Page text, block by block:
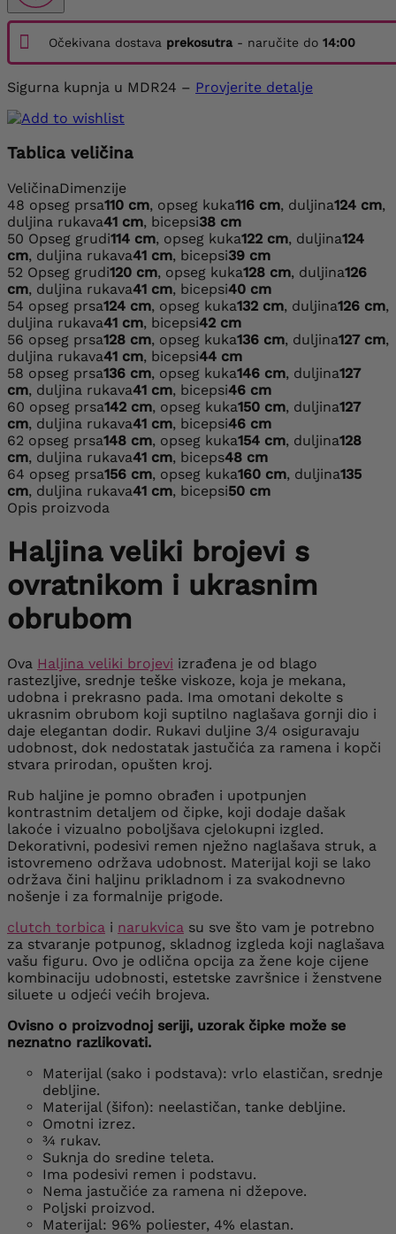
Očekivana dostava prekosutra - naručite do 14:00
Sigurna kupnja u MDR24 – Provjerite detalje
Tablica veličina
VeličinaDimenzije
48 opseg prsa110 cm, opseg kuka116 cm, duljina124 cm,
duljina rukava41 cm, bicepsi38 cm
50 Opseg grudi114 cm, opseg kuka122 cm, duljina124
cm, duljina rukava41 cm, bicepsi39 cm
52 Opseg grudi120 cm, opseg kuka128 cm, duljina126
cm, duljina rukava41 cm, bicepsi40 cm
54 opseg prsa124 cm, opseg kuka132 cm, duljina126 cm,
duljina rukava41 cm, bicepsi42 cm
56 opseg prsa128 cm, opseg kuka136 cm, duljina127 cm,
duljina rukava41 cm, bicepsi44 cm
58 opseg prsa136 cm, opseg kuka146 cm, duljina127
cm, duljina rukava41 cm, bicepsi46 cm
60 opseg prsa142 cm, opseg kuka150 cm, duljina127
cm, duljina rukava41 cm, bicepsi46 cm
62 opseg prsa148 cm, opseg kuka154 cm, duljina128
cm, duljina rukava41 cm, biceps48 cm
64 opseg prsa156 cm, opseg kuka160 cm, duljina135
cm, duljina rukava41 cm, bicepsi50 cm
Opis proizvoda
Haljina veliki brojevi s
ovratnikom i ukrasnim
obrubom
Ova Haljina veliki brojevi izrađena je od blago
rastezljive, srednje teške viskoze, koja je mekana,
udobna i prekrasno pada. Ima omotani dekolte s
ukrasnim obrubom koji suptilno naglašava gornji dio i
daje elegantan dodir. Rukavi duljine 3/4 osiguravaju
udobnost, dok nedostatak jastučića za ramena i kopči
stvara prirodan, opušten kroj.
Rub haljine je pomno obrađen i upotpunjen
kontrastnim detaljem od čipke, koji dodaje dašak
lakoće i vizualno poboljšava cjelokupni izgled.
Dekorativni, podesivi remen nježno naglašava struk, a
istovremeno održava udobnost. Materijal koji se lako
održava čini haljinu prikladnom i za svakodnevno
nošenje i za formalnije prigode.
clutch torbica i narukvica su sve što vam je potrebno
za stvaranje potpunog, skladnog izgleda koji naglašava
vašu figuru. Ovo je odlična opcija za žene koje cijene
kombinaciju udobnosti, estetske završnice i ženstvene
siluete u odjeći većih brojeva.
Ovisno o proizvodnoj seriji, uzorak čipke može se
neznatno razlikovati.
Materijal (sako i podstava): vrlo elastičan, srednje
debljine.
Materijal (šifon): neelastičan, tanke debljine.
Omotni izrez.
¾ rukav.
Suknja do sredine teleta.
Ima podesivi remen i podstavu.
Nema jastučiće za ramena ni džepove.
Poljski proizvod.
Materijal: 96% poliester, 4% elastan.